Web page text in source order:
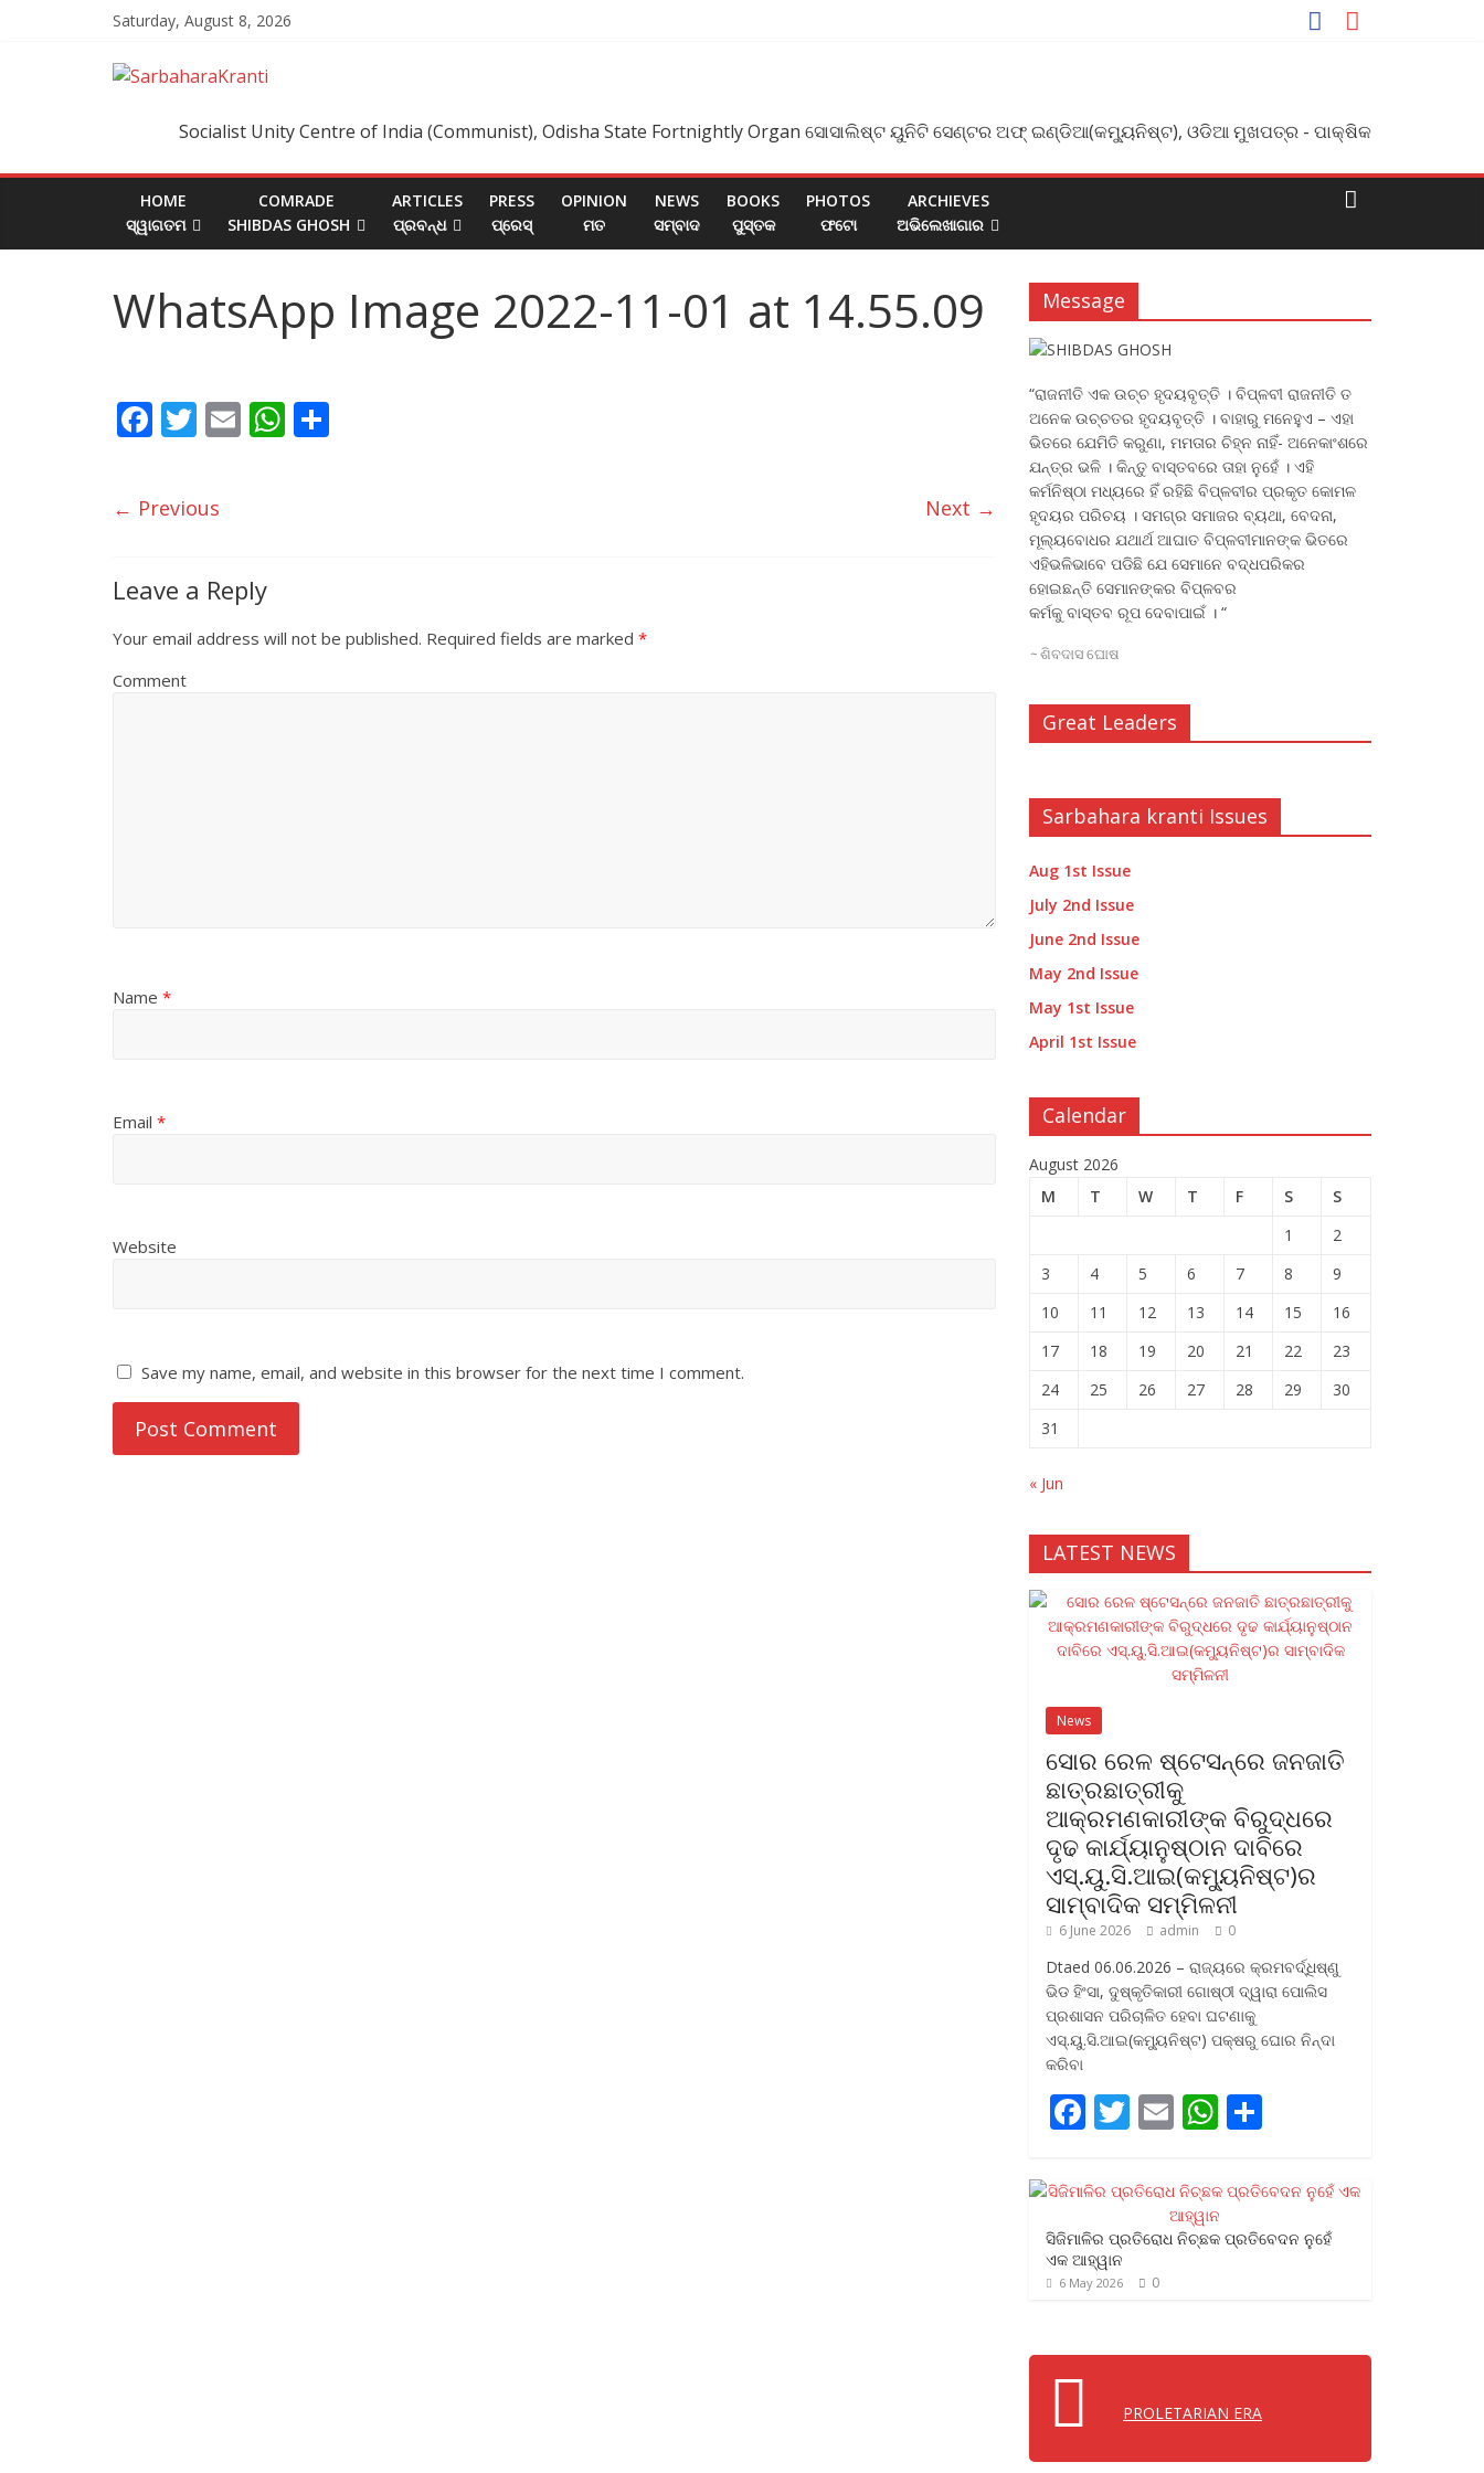
Saturday, August 8, 2026
SarbaharaKranti
Socialist Unity Centre of India (Communist), Odisha State Fortnightly Organ ସୋସାଲିଷ୍ଟ ୟୁନିଟି ସେଣ୍ଟର ଅଫ୍ ଇଣ୍ଡିଆ(କମ୍ୟୁନିଷ୍ଟ), ଓଡିଆ ମୁଖପତ୍ର - ପାକ୍ଷିକ
HOME
ସ୍ୱାଗତମ
COMRADE
SHIBDAS GHOSH
ARTICLES
ପ୍ରବନ୍ଧ
PRESS
ପ୍ରେସ୍
OPINION
ମତ
NEWS
ସମ୍ବାଦ
BOOKS
ପୁସ୍ତକ
PHOTOS
ଫଟୋ
ARCHIEVES
ଅଭିଲେଖାଗାର
WhatsApp Image 2022-11-01 at 14.55.09
F
b
o
k
T
er
E W
p
← Previous Next →
Leave a Reply
Your email address will not be published. Required fields are marked *
Comment
Name *
Email *
Website
Save my name, email, and website in this browser for the next time I comment.
Message
“ରାଜନୀତି ଏକ ଉଚ୍ଚ ହୃଦୟବୃତ୍ତି । ବିପ୍ଳବୀ ରାଜନୀତି ତ
ଅନେକ ଉଚ୍ଚତର ହୃଦୟବୃତ୍ତି । ବାହାରୁ ମନେହୁଏ – ଏହା
ଭିତରେ ଯେମିତି କରୁଣା, ମମତାର ଚିହ୍ନ ନାହିଁ- ଅନେକାଂଶରେ
ଯନ୍ତ୍ର ଭଳି । କିନ୍ତୁ ବାସ୍ତବରେ ତାହା ନୁହେଁ । ଏହି
କର୍ମନିଷ୍ଠା ମଧ୍ୟରେ ହିଁ ରହିଛି ବିପ୍ଳବୀର ପ୍ରକୃତ କୋମଳ
ହୃଦୟର ପରିଚୟ । ସମଗ୍ର ସମାଜର ବ୍ୟଥା, ବେଦନା,
ମୂଲ୍ୟବୋଧର ଯଥାର୍ଥ ଆଘାତ ବିପ୍ଳବୀମାନଙ୍କ ଭିତରେ
ଏହିଭଳିଭାବେ ପଡିଛି ଯେ ସେମାନେ ବଦ୍ଧପରିକର
ହୋଇଛନ୍ତି ସେମାନଙ୍କର ବିପ୍ଳବର
କର୍ମକୁ ବାସ୍ତବ ରୂପ ଦେବାପାଇଁ । “
~ଶିବଦାସ ଘୋଷ
Great Leaders
Sarbahara kranti Issues
Aug 1st Issue
July 2nd Issue
June 2nd Issue
May 2nd Issue
May 1st Issue
April 1st Issue
Calendar
August 2026
M
T W T F S
S
1
2
3
4 5 6 7 8
9
10
11 12 13 14 15
16
17
18 19 20 21 22
23
24
25 26 27 28 29
30
31
« Jun
LATEST NEWS
News
ସୋର ରେଳ ଷ୍ଟେସନ୍‌ରେ ଜନଜାତି
ଛାତ୍ରଛାତ୍ରୀକୁ
ଆକ୍ରମଣକାରୀଙ୍କ ବିରୁଦ୍ଧରେ
ଦୃଢ କାର୍ଯ୍ୟାନୁଷ୍ଠାନ ଦାବିରେ
ଏସ୍‌.ୟୁ.ସି.ଆଇ(କମ୍ୟୁନିଷ୍ଟ)ର
ସାମ୍ବାଦିକ ସମ୍ମିଳନୀ
6 June 2026 admin 0
Dtaed 06.06.2026 – ରାଜ୍ୟରେ କ୍ରମବର୍ଦ୍ଧିଷ୍ଣୁ
ଭିଡ ହିଂସା, ଦୁଷ୍କୃତିକାରୀ ଗୋଷ୍ଠୀ ଦ୍ୱାରା ପୋଲିସ
ପ୍ରଶାସନ ପରିଚାଳିତ ହେବା ଘଟଣାକୁ
ଏସ୍‌.ୟୁ.ସି.ଆଇ(କମ୍ୟୁନିଷ୍ଟ) ପକ୍ଷରୁ ଘୋର ନିନ୍ଦା
କରିବା
F
e
o
o
T
itt
E
ai
l
W
at
s
A
ar
ସିଜିମାଳିର ପ୍ରତିରୋଧ ନିଚ୍ଛକ ପ୍ରତିବେଦନ ନୁହେଁ
ଏକ ଆହ୍ୱାନ
6 May 2026 0
PROLETARIAN ERA